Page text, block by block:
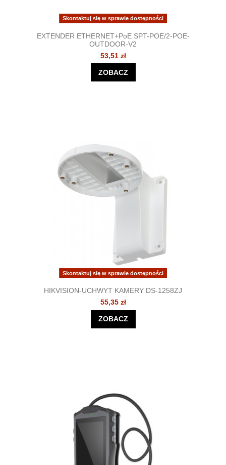
Skontaktuj się w sprawie dostępności
EXTENDER ETHERNET+PoE SPT-POE/2-POE-
OUTDOOR-V2
53,51 zł
ZOBACZ
Skontaktuj się w sprawie dostępności
HIKVISION-UCHWYT KAMERY DS-1258ZJ
55,35 zł
ZOBACZ